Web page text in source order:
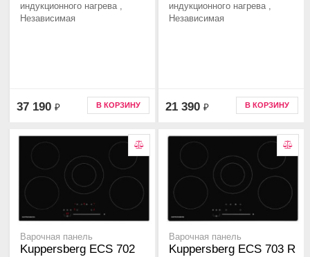
индукционного нагрева ,
Независимая
37 190 ₽ В КОРЗИНУ
индукционного нагрева ,
Независимая
21 390 ₽ В КОРЗИНУ
Варочная панель
Kuppersberg ECS 702
Варочная панель
Kuppersberg ECS 703 R